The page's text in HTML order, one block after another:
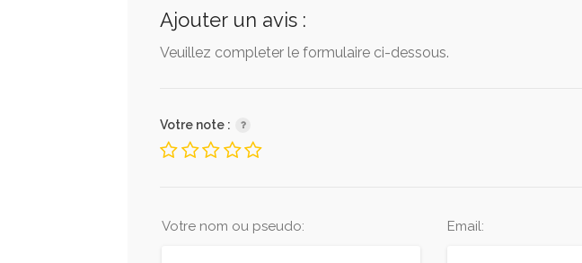
Ajouter un avis :
Veuillez completer le formulaire ci-dessous.
Votre note :
Votre nom ou pseudo: Email: